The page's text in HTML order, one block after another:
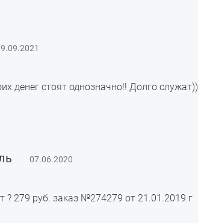
денег стоят однозначно!! Долго служат))
07.06.2020
? 279 руб. заказ №274279 от 21.01.2019 г